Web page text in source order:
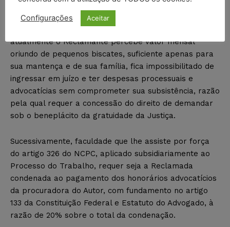
prevista no artigo 133, da Constituição Federal.
Forte nos elementos supra, em vista de que
atualmente o Reclamante percebe valor mensal
oriundo de pequenos biscates, suficiente apenas para
sua mantença e de sua família, fica impossibilitado de
ingressar em juízo e ter despesas processuais e
advocatícias sem comprometer sua subsistência, razão
pela qual requer a concessão do direito de demandar
sob o beneplácito da gratuidade da Justiça.
Sucessivamente, faculdade que lhe assiste por força
do artigo 326 do NCPC, aplicado subsidiariamente ao
Processo do Trabalho, requer seja a Reclamada
condenada ao pagamento dos honorários advocatícios
da procuradora do Autor, com fundamento no artigo
133 da Constituição Federal e Estatuto do Advogado, à
razão de 20% sobre o total da condenação.
Configurações Aceitar